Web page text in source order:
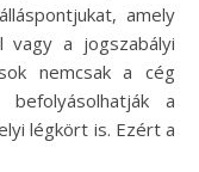
amely
vagy a jogszabályi
nemcsak a cég
a
légkört is. Ezért a